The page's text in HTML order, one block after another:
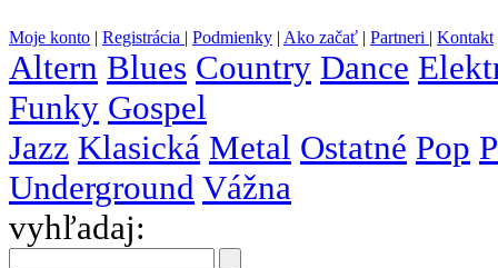
Moje konto | Registrácia | Podmienky | Ako začať | Partneri | Kontakt
Altern Blues Country Dance
Funky Gospel
Jazz Klasická Metal Ostatné Pop
Underground Vážna
vyhľadaj: